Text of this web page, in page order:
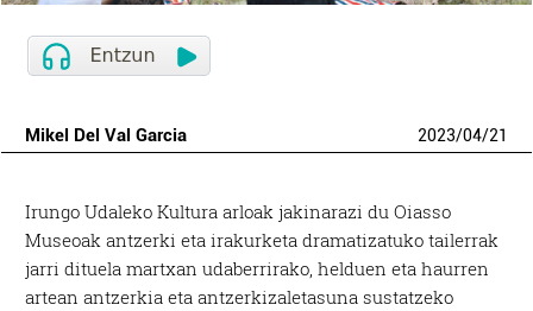
Mikel Del Val Garcia 2023/04/21
Irungo Udaleko Kultura arloak jakinarazi du Oiasso
Museoak antzerki eta irakurketa dramatizatuko tailerrak
jarri dituela martxan udaberrirako, helduen eta haurren
artean antzerkia eta antzerkizaletasuna sustatzeko